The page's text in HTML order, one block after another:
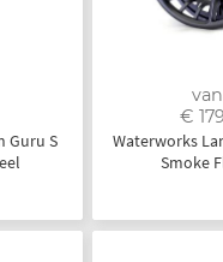
Guru S
€
Waterworks
Smoke